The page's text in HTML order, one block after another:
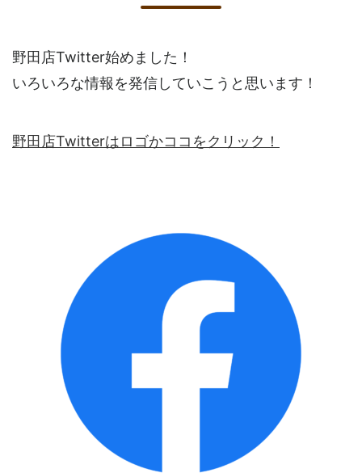
野田店Twitter始めました！
いろいろな情報を発信していこうと思います！
野田店Twitterはロゴかココをクリック！